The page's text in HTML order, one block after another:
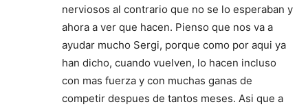
nerviosos al contrario que no se lo esperaban y
ahora a ver que hacen. Pienso que nos va a
ayudar mucho Sergi, porque como por aqui ya
han dicho, cuando vuelven, lo hacen incluso
con mas fuerza y con muchas ganas de
competir despues de tantos meses. Asi que a